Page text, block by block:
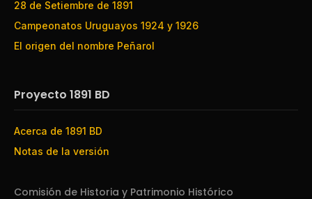
28 de Setiembre de 1891
Campeonatos Uruguayos 1924 y 1926
El origen del nombre Peñarol
Proyecto 1891 BD
Acerca de 1891 BD
Notas de la versión
Comisión de Historia y Patrimonio Histórico